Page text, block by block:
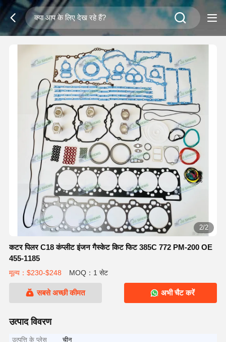
2/2
कटर पिलर C18 कंप्लीट इंजन गैस्केट किट फिट 385C 772 PM-200 OE
455-1185
मूल्य：$230-$248 MOQ：1 सेट
सबसे अच्छी कीमत अभी चैट करें
उत्पाद विवरण
उत्पत्ति के प्लेस
चीन